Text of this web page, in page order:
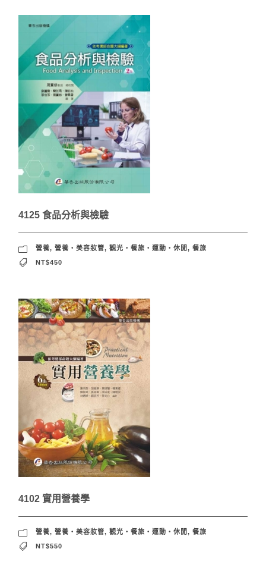
4125 食品分析與檢驗
營養, 營養‧美容妝管, 觀光‧餐旅‧運動‧休閒 , 餐旅
NT$450
4102 實用營養學
營養, 營養‧美容妝管, 觀光‧餐旅‧運動‧休閒 , 餐旅
NT$550